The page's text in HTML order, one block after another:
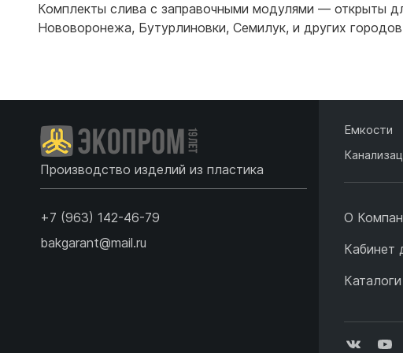
Емкости для
Емкости для
Комплекты слива с заправочными модулями — открыты
Нововоронежа, Бутурлиновки, Семилук, и других
Производство изделий из пластика
+7 (963) 142-46-79
bakgarant@mail.ru
Емкости
О
Кабинет